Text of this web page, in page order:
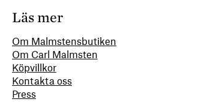
Läs mer
Om Malmstensbutiken
Om Carl Malmsten
Köpvillkor
Kontakta oss
Press